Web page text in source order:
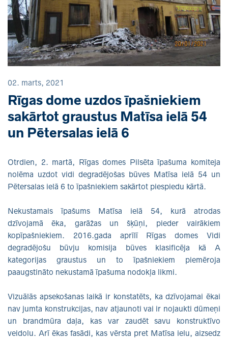
02. marts, 2021
Rīgas dome uzdos īpašniekiem
sakārtot graustus Matīsa ielā 54
un Pētersalas ielā 6
Otrdien, 2. martā, Rīgas domes Pilsēta īpašuma komiteja
nolēma uzdot vidi degradējošas būves Matīsa ielā 54 un
Pētersalas ielā 6 to īpašniekiem sakārtot piespiedu kārtā.
Nekustamais īpašums Matīsa ielā 54, kurā atrodas
dzīvojamā ēka, garāžas un šķūņi, pieder vairākiem
kopīpašniekiem. 2016.gada aprīlī Rīgas domes Vidi
degradējošu būvju komisija būves klasificēja kā A
kategorijas graustus un to īpašniekiem piemēroja
paaugstināto nekustamā īpašuma nodokļa likmi.
Vizuālās apsekošanas laikā ir konstatēts, ka dzīvojamai ēkai
nav jumta konstrukcijas, nav atjaunoti vai ir nojaukti dūmeņi
un brandmūra daļa, kas var zaudēt savu konstruktīvo
veidolu. Arī ēkas fasādi, kas vērsta pret Matīsa ielu, aizsedz